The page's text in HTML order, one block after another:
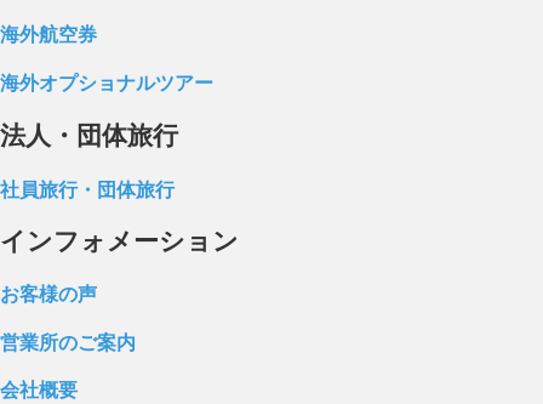
海外航空券
海外オプショナルツアー
法人・団体旅行
社員旅行・団体旅行
インフォメーション
お客様の声
営業所のご案内
会社概要